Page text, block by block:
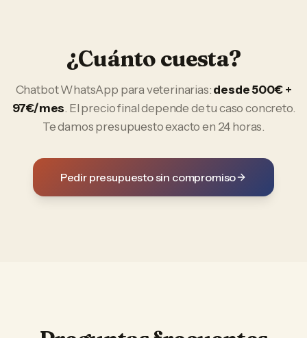
¿Cuánto cuesta?
Chatbot WhatsApp paraveterinarias: desde 500€ +
97€/mes. El precio final depende de tu caso concreto.
Te damos presupuesto exacto en 24 horas.
Pedir presupuesto sin compromiso